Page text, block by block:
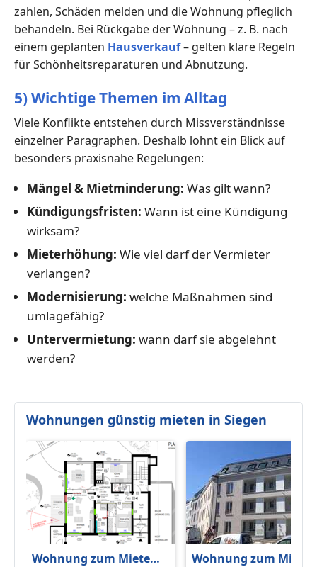
zahlen, Schäden melden und die Wohnung pfleglich
behandeln. Bei Rückgabe der Wohnung – z. B. nach
einem geplanten Hausverkauf– gelten klare Regeln
für Schönheitsreparaturen und Abnutzung.
5) Wichtige Themen im Alltag
Viele Konflikte entstehen durch Missverständnisse
einzelner Paragraphen. Deshalb lohnt ein Blick auf
besonders praxisnahe Regelungen:
Mängel & Mietminderung: Was gilt wann?
Kündigungsfristen: Wann ist eine Kündigung
wirksam?
Mieterhöhung: Wie viel darf der Vermieter
verlangen?
Modernisierung: welche Maßnahmen sind
umlagefähig?
Untervermietung: wann darf sie abgelehnt
werden?
Wohnungen günstig mieten in Siegen
Wohnung zum Mieten
Wohnung zum Mieten